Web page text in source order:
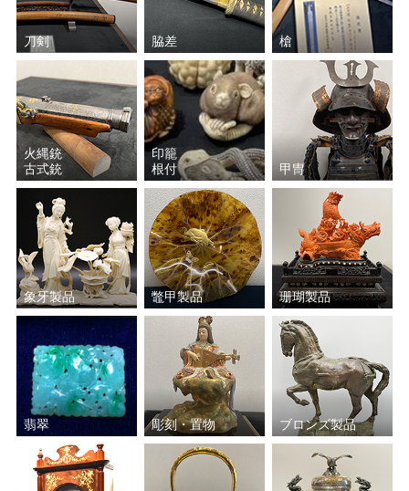
刀剣 脇差 槍
火縄銃
古式銃
印籠
根付
甲冑
象牙製品 鼈甲製品 珊瑚製品
翡翠 彫刻・置物 ブロンズ製品